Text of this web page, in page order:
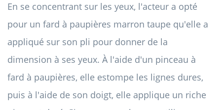
En se concentrant sur les yeux, l'acteur a opté
pour un fard à paupières marron taupe qu'elle a
appliqué sur son pli pour donner de la
dimension à ses yeux. À l'aide d'un pinceau à
fard à paupières, elle estompe les lignes dures,
puis à l'aide de son doigt, elle applique un riche